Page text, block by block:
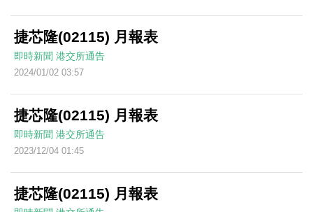
捷芯隆(02115) 月報表
即時新聞 港交所通告
2024/01/02 03:57
捷芯隆(02115) 月報表
即時新聞 港交所通告
2023/12/04 01:45
捷芯隆(02115) 月報表